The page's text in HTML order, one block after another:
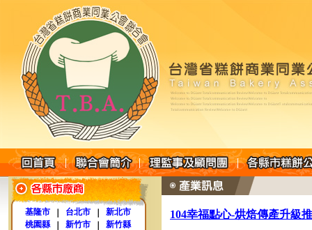
基隆市 台北市
新北市
桃園縣
新竹市
新竹縣
104幸福點心-烘焙傳產升級